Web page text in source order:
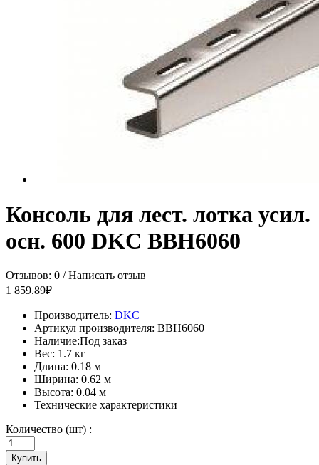
Консоль для лест. лотка усил.
осн. 600 DKC BBH6060
Отзывов: 0 /Написать отзыв
1 859.89₽
Производитель: DKC
Артикул производителя: BBH6060
Наличие:Под заказ
Вес: 1.7 кг
Длина: 0.18 м
Ширина: 0.62 м
Высота: 0.04 м
Технические характеристики
Количество (шт) :
Купить